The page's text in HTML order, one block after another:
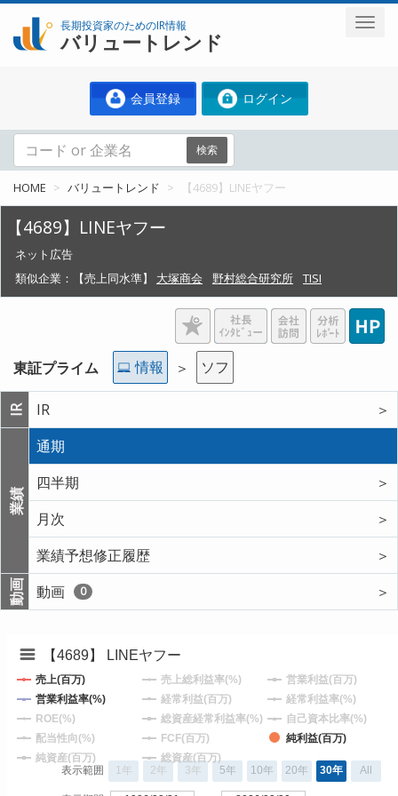
長期投資家のためのIR情報
バリュートレンド
会員登録 ログイン
検索
HOME バリュートレンド 【4689】LINEヤフー
【4689】LINEヤフー
ネット広告
類似企業：
【売上同水準】 大塚商会 野村総合研究所 TISI
東証プライム 情報 ＞ ソフ
IR IR ＞
業績
通期
四半期
＞
月次
＞
業績予想修正履歴
＞
動画 動画 0 ＞
【4689】 LINEヤフー
表示範囲 1年 2年 3年 5年 10年 20年 30年 All
売上(百万) 売上総利益率(%)
営業利益(百万)
営業利益率(%)
経常利益(百万)
経常利益率(%)
ROE(%)
総資産経常利益率(%)
自己資本比率(%)
配当性向(%)
FCF(百万)
純利益(百万)
純資産(百万)
総資産(百万)